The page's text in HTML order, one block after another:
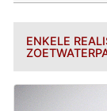
ENKELE